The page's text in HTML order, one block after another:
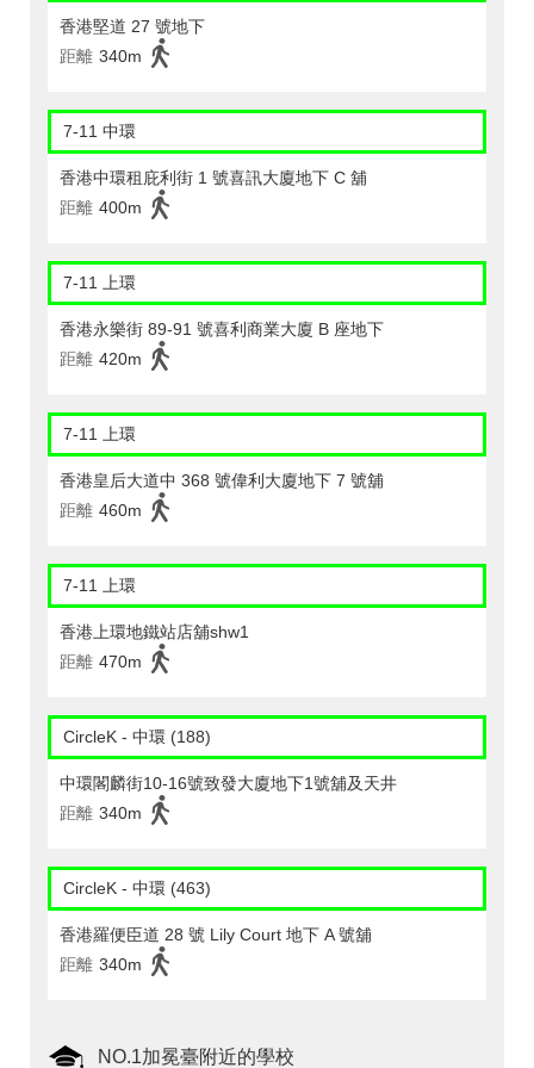
香港堅道 27 號地下
距離 340m
7-11 中環
香港中環租庇利街 1 號喜訊大廈地下 C 舖
距離 400m
7-11 上環
香港永樂街 89-91 號喜利商業大廈 B 座地下
距離 420m
7-11 上環
香港皇后大道中 368 號偉利大廈地下 7 號舖
距離 460m
7-11 上環
香港上環地鐵站店舖shw1
距離 470m
CircleK - 中環 (188)
中環閣麟街10-16號致發大廈地下1號舖及天井
距離 340m
CircleK - 中環 (463)
香港羅便臣道 28 號 Lily Court 地下 A 號舖
距離 340m
NO.1加冕臺附近的學校